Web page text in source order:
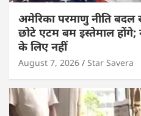
अमेरिका परमाणु नीति
छोटे एटम बम इस्तेमाल होंगे;
के लिए नहीं
August 7, 2026 Star Savera